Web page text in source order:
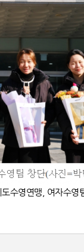
수영연맹, 여자수영